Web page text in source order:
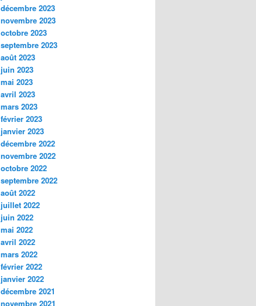
décembre 2023
novembre 2023
octobre 2023
septembre 2023
août 2023
juin 2023
mai 2023
avril 2023
mars 2023
février 2023
janvier 2023
décembre 2022
novembre 2022
octobre 2022
septembre 2022
août 2022
juillet 2022
juin 2022
mai 2022
avril 2022
mars 2022
février 2022
janvier 2022
décembre 2021
novembre 2021